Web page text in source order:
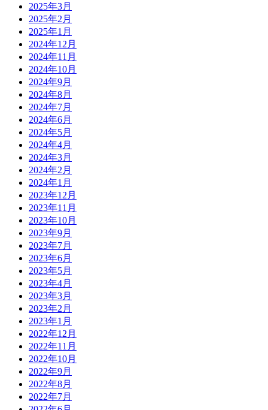
2025年3月
2025年2月
2025年1月
2024年12月
2024年11月
2024年10月
2024年9月
2024年8月
2024年7月
2024年6月
2024年5月
2024年4月
2024年3月
2024年2月
2024年1月
2023年12月
2023年11月
2023年10月
2023年9月
2023年7月
2023年6月
2023年5月
2023年4月
2023年3月
2023年2月
2023年1月
2022年12月
2022年11月
2022年10月
2022年9月
2022年8月
2022年7月